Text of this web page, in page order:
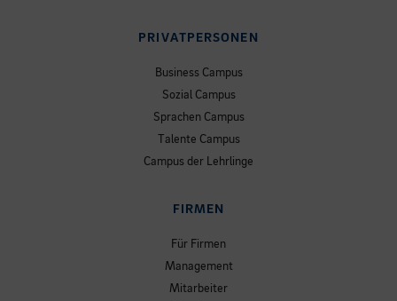
PRIVATPERSONEN
Business Campus
Sozial Campus
Sprachen Campus
Talente Campus
Campus der Lehrlinge
FIRMEN
Für Firmen
Management
Mitarbeiter